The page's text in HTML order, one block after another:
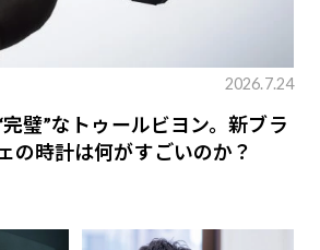
2026.7.24
璧”なトゥールビヨン。新ブラ
の時計は何がすごいのか？